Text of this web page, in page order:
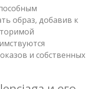
образ, добавив к
и собственных